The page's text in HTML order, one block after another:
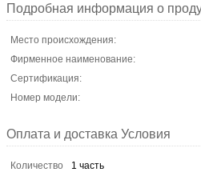
Подробная информация о
Место происхождения:
Фирменное наименование:
Сертификация:
Номер модели:
Оплата и доставка Условия
Количество
1 часть